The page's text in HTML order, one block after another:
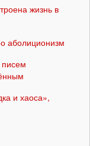
жизнь в
аболиционизм
и хаоса»,